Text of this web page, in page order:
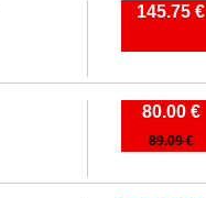
145.75 €
80.00 €
89.09 €